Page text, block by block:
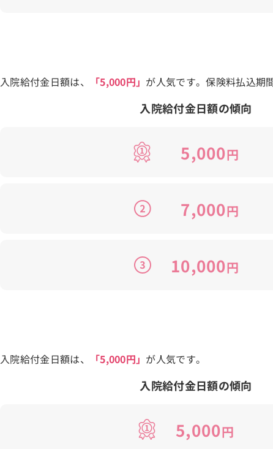
入院給付金日額は、 「5,000円」 が人気です。保険料払込期
入院給付金日額の傾向
5,000円
7,000円
10,000円
入院給付金日額は、 「5,000円」 が人気です。
入院給付金日額の傾向
5,000円